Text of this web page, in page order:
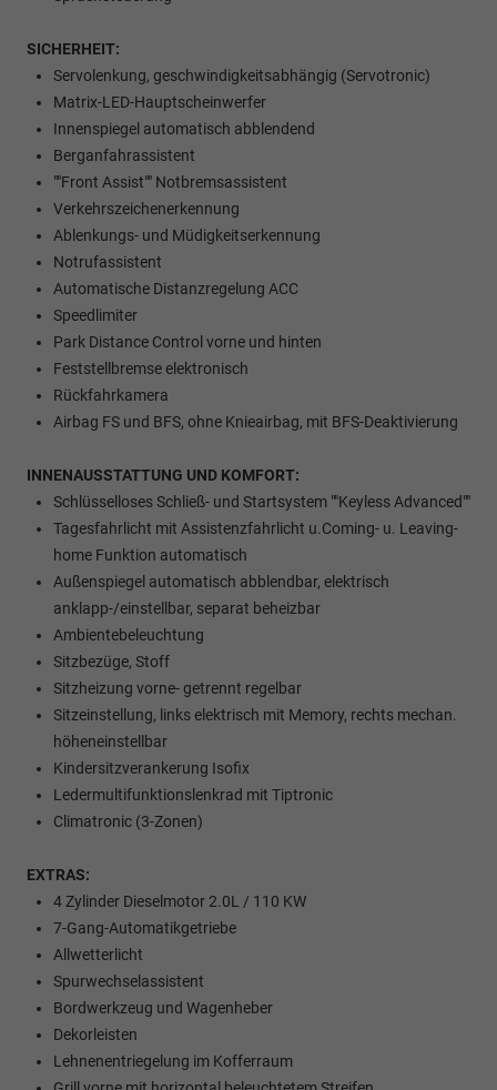
SICHERHEIT:
Servolenkung, geschwindigkeitsabhängig (Servotronic)
Matrix-LED-Hauptscheinwerfer
Innenspiegel automatisch abblendend
Berganfahrassistent
""Front Assist"" Notbremsassistent
Verkehrszeichenerkennung
Ablenkungs- und Müdigkeitserkennung
Notrufassistent
Automatische Distanzregelung ACC
Speedlimiter
Park Distance Control vorne und hinten
Feststellbremse elektronisch
Rückfahrkamera
Airbag FS und BFS, ohne Knieairbag, mit BFS-Deaktivierung
INNENAUSSTATTUNG UND KOMFORT:
Schlüsselloses Schließ- und Startsystem ""Keyless Advanced""
Tagesfahrlicht mit Assistenzfahrlicht u.Coming- u. Leaving-
home Funktion automatisch
Außenspiegel automatisch abblendbar, elektrisch
anklapp-/einstellbar, separat beheizbar
Ambientebeleuchtung
Sitzbezüge, Stoff
Sitzheizung vorne- getrennt regelbar
Sitzeinstellung, links elektrisch mit Memory, rechts mechan.
höheneinstellbar
Kindersitzverankerung Isofix
Ledermultifunktionslenkrad mit Tiptronic
Climatronic (3-Zonen)
EXTRAS:
4 Zylinder Dieselmotor 2.0L / 110 KW
7-Gang-Automatikgetriebe
Allwetterlicht
Spurwechselassistent
Bordwerkzeug und Wagenheber
Dekorleisten
Lehnenentriegelung im Kofferraum